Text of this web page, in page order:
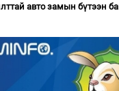
авто замын бүтээн